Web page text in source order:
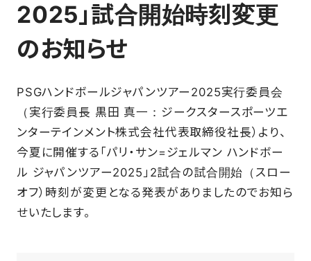
FAN CLUB
CSR
SCHOOL
2025」試合開始時刻変更
のお知らせ
PSGハンドボールジャパンツアー2025実行委員会
（実行委員長 黒田 真一：ジークスタースポーツエ
ンターテインメント株式会社代表取締役社長）より、
今夏に開催する「パリ・サン=ジェルマン ハンドボー
ル ジャパンツアー2025」2試合の試合開始（スロー
オフ）時刻が変更となる発表がありましたのでお知ら
せいたします。